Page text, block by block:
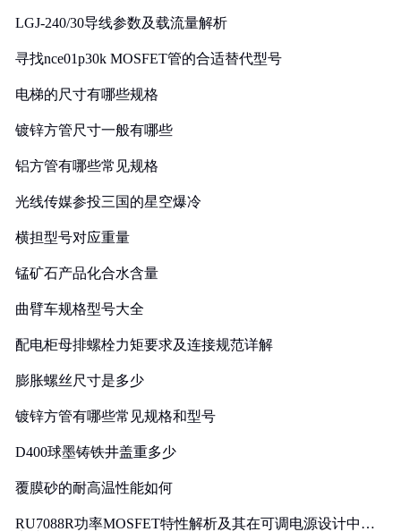
LGJ-240/30导线参数及载流量解析
寻找nce01p30k MOSFET管的合适替代型号
电梯的尺寸有哪些规格
镀锌方管尺寸一般有哪些
铝方管有哪些常见规格
光线传媒参投三国的星空爆冷
横担型号对应重量
锰矿石产品化合水含量
曲臂车规格型号大全
配电柜母排螺栓力矩要求及连接规范详解
膨胀螺丝尺寸是多少
镀锌方管有哪些常见规格和型号
D400球墨铸铁井盖重多少
覆膜砂的耐高温性能如何
RU7088R功率MOSFET特性解析及其在可调电源设计中的